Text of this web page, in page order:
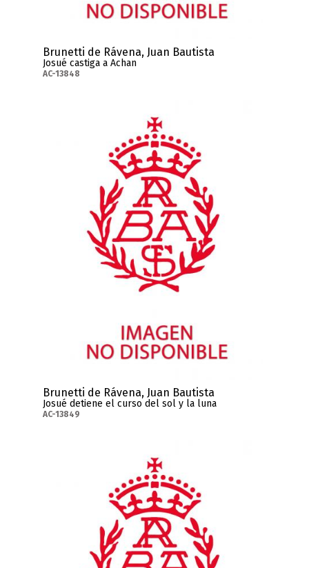
Brunetti de Rávena, Juan Bautista
Josué castiga a Achan
AC-13848
Brunetti de Rávena, Juan Bautista
Josué detiene el curso del sol y la luna
AC-13849